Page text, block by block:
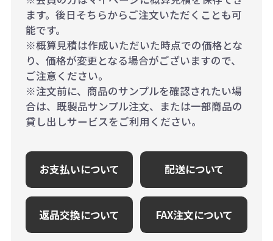
ます。後日そちらからご注文いただくことも可
能です。
※概算見積は作成いただいた時点での価格とな
り、価格が変更となる場合がございますので、
ご注意ください。
※注文前に、商品のサンプルを確認されたい場
合は、既製品サンプル注文、または一部商品の
貸し出しサービスをご利用ください。
お支払いについて 配送について
返品交換について FAX注文について